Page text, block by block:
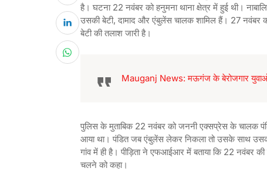
है। घटना 22 नवंबर को हनुमना थाना क्षेत्र में हुई थी।
उसकी बेटी, दामाद और एंबुलेंस चालक शामिल हैं। 27 नवंबर
बेटी की तलाश जारी है।
Mauganj News: मऊगंज के बेरोजगार युवाओं
पुलिस के मुताबिक 22 नवंबर को जननी एक्सप्रेस के चालक
आया था। पंडित जब एंबुलेंस लेकर निकला तो उसके साथ
गांव में ही है। पीड़िता ने एफआईआर में बताया कि 22 नवंबर
चलने को कहा।